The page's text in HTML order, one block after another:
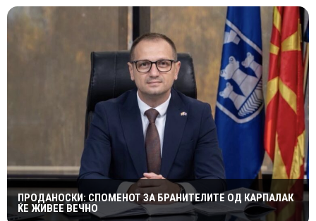
ПРОДАНОСКИ: СПОМЕНОТ ЗА БРАНИТЕЛИТЕ ОД КАРПАЛАК
ЌЕ ЖИВЕЕ ВЕЧНО